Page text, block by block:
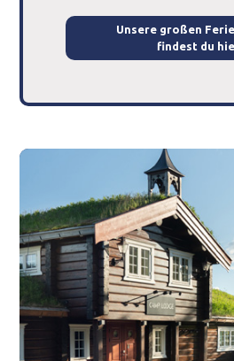
Unsere großen
findest du